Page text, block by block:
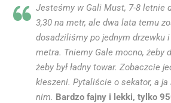
Jesteśmy w Gali Must, 7-8 letnie
3,30 na metr, ale dwa lata temu
dosadziliśmy po jednym drzewku
metra. Tniemy Gale mocno, żeby
żeby był ładny towar. Zobaczcie
kieszeni. Pytaliście o sekator, a ja
nim. Bardzo fajny i lekki, tylko